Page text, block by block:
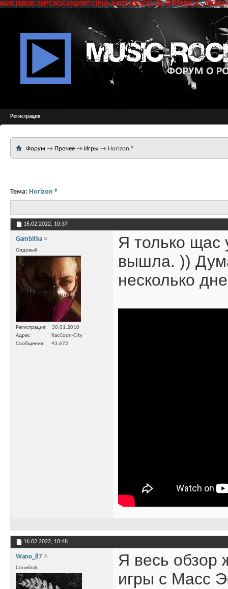
SAPE ERROR: РќР°СЂСѓС€РµРЅР° С†РµР»РѕСЃС‚РЅРѕСЃС‚СЊ РґР°РЅРЅС‹С…
Регистрация
Форум → Прочее → Игры → Horizon ®
Тема: Horizon ®
16.02.2022, 10:37
Gambitka
Олдовый
Регистрация
30.01.2010
Адрес
RacCoon-City
Сообщения
43,672
Я только щас
вышла. ))
несколько
16.02.2022, 10:48
Wano_87
Сонибой
Я весь обзор
игры с Масс